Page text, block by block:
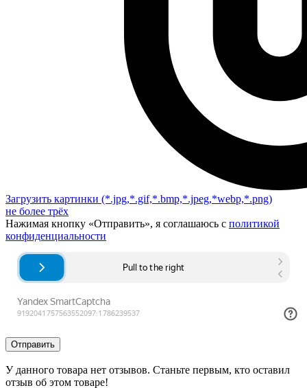
Загрузить картинки (*.jpg,*.gif,*.bmp,*.jpeg,*webp,*.png)
не более трёх
Нажимая кнопку «Отправить», я соглашаюсь с политикой
конфиденциальности
Отправить
У данного товара нет отзывов. Станьте первым, кто оставил
отзыв об этом товаре!